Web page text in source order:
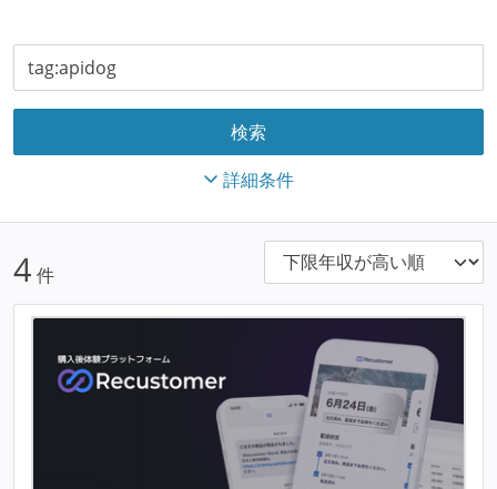
詳細条件
4 件